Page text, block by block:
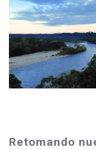
Retomando